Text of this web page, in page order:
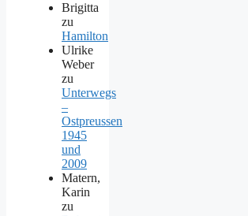
Brigitta
zu
Hamilton
Ulrike
Weber
zu
Unterwegs
–
Ostpreussen
1945
und
2009
Matern,
Karin
zu